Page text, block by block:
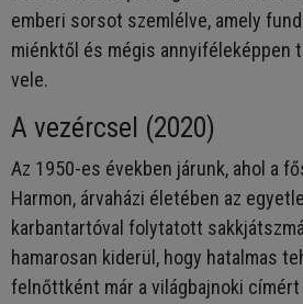
emberi sorsot szemlélve, amely
miénktől és mégis annyiféleképpen
vele.
A vezércsel (2020)
Az 1950-es években járunk, ahol a
Harmon, árvaházi életében az
karbantartóval folytatott
hamarosan kiderül, hogy hatalmas
felnőttként már a világbajnoki